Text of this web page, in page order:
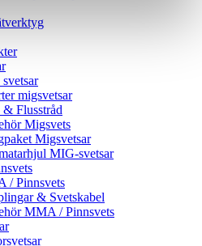
migsvetsar
Flusstråd
Migsvets
Migsvetsar
MIG-svetsar
/ Pinnsvets
& Svetskabel
MMA / Pinnsvets